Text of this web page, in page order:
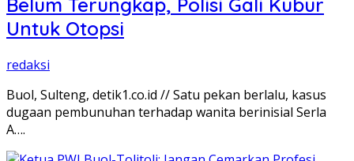
Belum Terungkap, Polisi Gali Kubur
Untuk Otopsi
redaksi
Buol, Sulteng, detik1.co.id // Satu pekan berlalu, kasus
dugaan pembunuhan terhadap wanita berinisial Serla
A….